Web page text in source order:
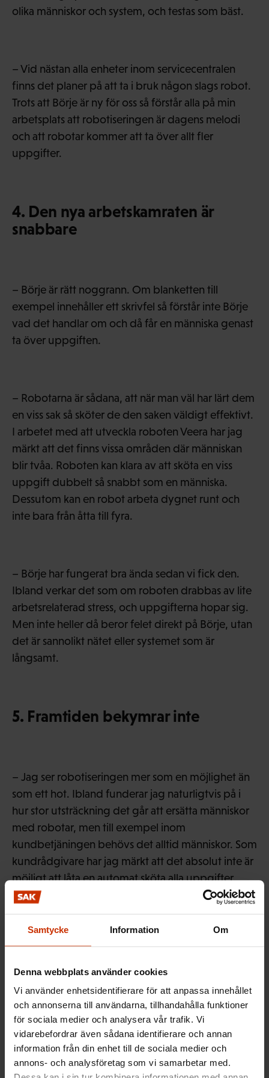
Samtycke Information Om
Denna webbplats använder cookies
Vi använder enhetsidentifierare för att anpassa innehållet
och annonserna till användarna, tillhandahålla funktioner
för sociala medier och analysera vår trafik. Vi
vidarebefordrar även sådana identifierare och annan
information från din enhet till de sociala medier och
annons- och analysföretag som vi samarbetar med.
olika människor och system, och testas som bäst.
– Vid nästan alla enheter inom servicecentralen
finns det planer på att ta i bruk någon slags robot.
Trots att Börje är ny för oss så förstår alla på min
arbetsplats att robotiseringen är dagens melodi
och att robotar kommer att ta över allt fler
uppgifter.
4. Den nya arbetskamraten är
snabbare
– Börje är rätt noggrann. Om blanketten till
exempel innehåller ett skrivfel så förstår inte Börje
vad det handlar om och då får en människa genast
ta över uppgiften.
– Robotarna är sådana, att när man väl har lärt dem
en viss sak så sköter de den saken väldigt effektivt.
I arbetet med att utveckla roboten Veera har jag
märkt att det finns vissa områden där människan
blir tvåa. Roboten kan klara av att sköta en viss
uppgift dubbelt så snabbt som en människa.
Dessutom kan en robot arbeta dygnet runt och
inte bara från åtta till fyra.
– Börje har fungerat bra ända sedan vi fick den.
Ibland verkar det som om roboten drabbas av lite
arbetsrelaterad stress, och uppgifterna hopar sig.
Men inte heller då beror felet direkt på Börje, utan
det är sannolikt nätet eller systemet som är
långsamt.
5. Framtiden bekymrar inte
– Jag ser robotiseringen mer som en möjlighet än
som ett hot. Ibland funderar jag naturligtvis på i
hur stor utsträckning det går att ersätta människor
med robotar, men till exempel inom
kundbetjäningen behövs det alltid människor. Som
kundrådgivare har jag märkt att det absolut inte är
möjligt att låta en automat sköta alla uppgifter.
– Den mänskliga kontakten är viktig för folk. Så är
telefon eller via chat. Inom kundservice behövs
mänsklighet och empati. Det kan inte en robot
erbjuda.
– Jag förstår att vissa är oroade över att deras egna